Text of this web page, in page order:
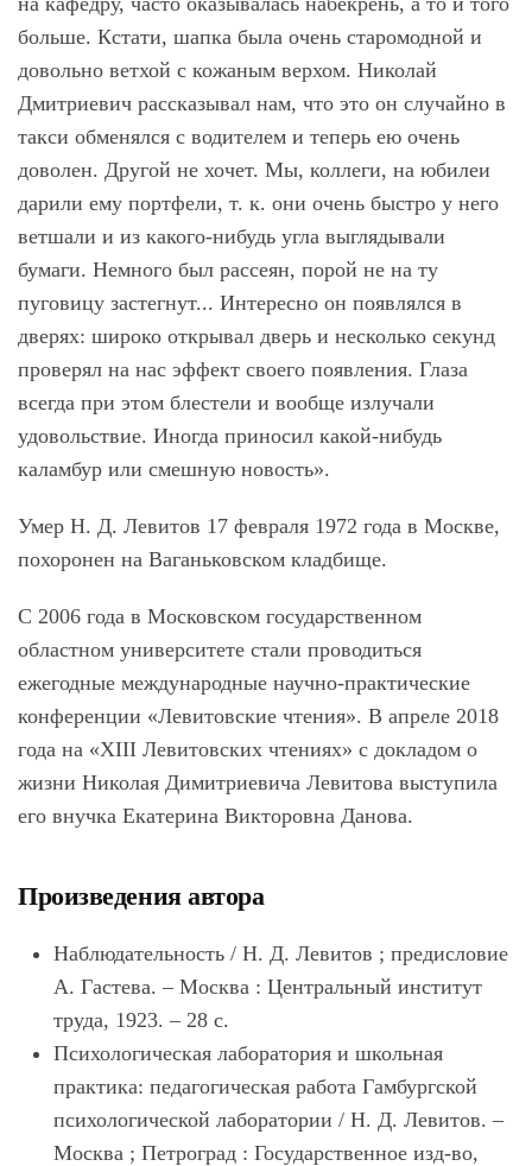
больше. Кстати, шапка была очень старомодной и
довольно ветхой с кожаным верхом. Николай
Дмитриевич рассказывал нам, что это он случайно в
такси обменялся с водителем и теперь ею очень
доволен. Другой не хочет. Мы, коллеги, на юбилеи
дарили ему портфели, т. к. они очень быстро у него
ветшали и из какого-нибудь угла выглядывали
бумаги. Немного был рассеян, порой не на ту
пуговицу застегнут... Интересно он появлялся в
дверях: широко открывал дверь и несколько секунд
проверял на нас эффект своего появления. Глаза
всегда при этом блестели и вообще излучали
удовольствие. Иногда приносил какой-нибудь
каламбур или смешную новость».
Умер Н. Д. Левитов 17 февраля 1972 года в Москве,
похоронен на Ваганьковском кладбище.
С 2006 года в Московском государственном
областном университете стали проводиться
ежегодные международные научно-практические
конференции «Левитовские чтения». В апреле 2018
года на «XIII Левитовских чтениях» с докладом о
жизни Николая Димитриевича Левитова выступила
его внучка Екатерина Викторовна Данова.
Произведения автора
Наблюдательность / Н. Д. Левитов ; предисловие
А. Гастева. – Москва : Центральный институт
труда, 1923. – 28 с.
Психологическая лаборатория и школьная
практика: педагогическая работа Гамбургской
психологической лаборатории / Н. Д. Левитов. –
Москва ; Петроград : Государственное изд-во,